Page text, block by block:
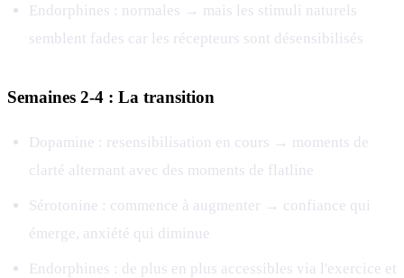
Endorphines : normales → mais les stimuli naturels
semblent fades car les récepteurs sont désensibilisés
Semaines 2-4 : La transition
Dopamine : resensibilisation en cours → moments de
clarté alternant avec des moments de flatline
Sérotonine : commence à augmenter → confiance qui
émerge, anxiété qui diminue
Endorphines : de plus en plus accessibles via l'exercice et